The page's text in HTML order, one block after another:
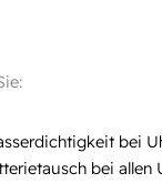
bei
bei allen